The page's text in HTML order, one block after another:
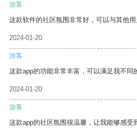
游客
这款软件的社区氛围非常好，可以与其他用
2024-01-20
游客
这款app的功能非常丰富，可以满足我不同
2024-01-20
游客
这款app的社区氛围很温馨，让我能够感受